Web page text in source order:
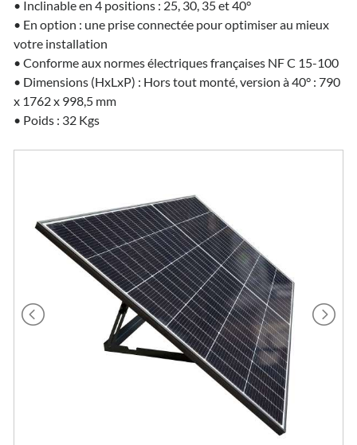
• Inclinable en 4 positions : 25, 30, 35 et 40°
• En option : une prise connectée pour optimiser au mieux
votre installation
• Conforme aux normes électriques françaises NF C 15-100
• Dimensions (HxLxP) : Hors tout monté, version à 40° : 790
x 1762 x 998,5 mm
• Poids : 32 Kgs